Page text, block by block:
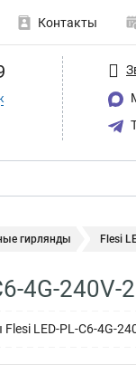
Контакты
гирлянды Flesi
4G-
LED-PL-C6-4G-